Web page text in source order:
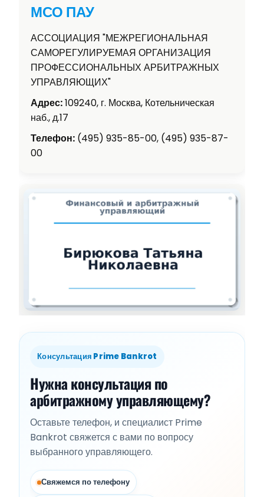
МСО ПАУ
АССОЦИАЦИЯ "МЕЖРЕГИОНАЛЬНАЯ
САМОРЕГУЛИРУЕМАЯ ОРГАНИЗАЦИЯ
ПРОФЕССИОНАЛЬНЫХ АРБИТРАЖНЫХ
УПРАВЛЯЮЩИХ"
Адрес:109240, г. Москва, Котельническая
наб., д.17
Телефон: (495) 935-85-00, (495) 935-87-
00
Консультация Prime Bankrot
Нужна консультация по
арбитражному управляющему?
Оставьте телефон, и специалист Prime
Bankrot свяжется с вами по вопросу
выбранного управляющего.
Свяжемся по телефону